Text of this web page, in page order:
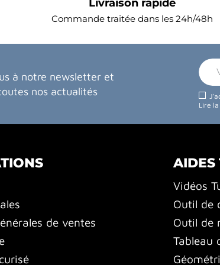
Livraison rapide
Commande traitée dans les 24h/48h
à notre newsletter et
nos actualités
Lire
de ventes
AIDES
Vidéos
Outil de
Outil de
Tableau